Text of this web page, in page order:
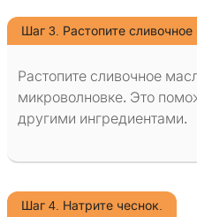
Шаг 3. Растопите сливочное
Растопите сливочное
микроволновке. Это
другими ингредиентами.
Шаг 4. Натрите чеснок.